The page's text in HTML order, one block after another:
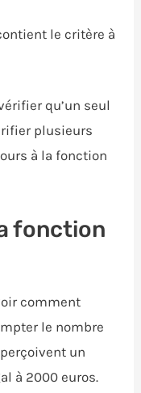
le critère à
qu’un seul
plusieurs
à la fonction
fonction
comment
le nombre
un
à 2000 euros.